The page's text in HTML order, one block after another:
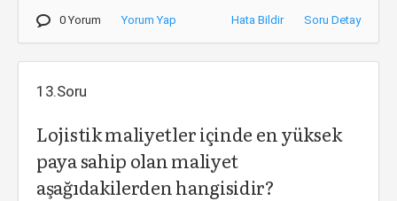
0 Yorum Yorum Yap Hata Bildir Soru Detay
13.Soru
Lojistik maliyetler içinde en yüksek
paya sahip olan maliyet
aşağıdakilerden hangisidir?